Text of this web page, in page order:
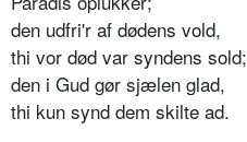
den udfri'r af dødens vold,
thi vor død var syndens sold;
den i Gud gør sjælen glad,
thi kun synd dem skilte ad.